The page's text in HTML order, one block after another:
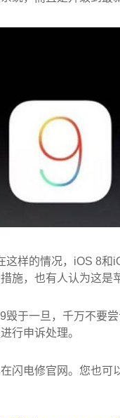
这样的情况，iOS 8
施，也有人认为这是
毁于一旦，千万不要
行申诉处理。
闪电修官网。您也